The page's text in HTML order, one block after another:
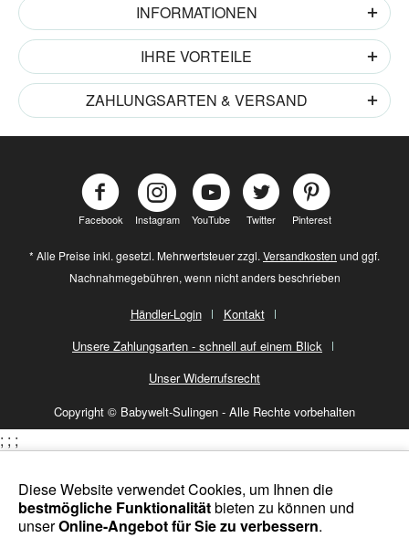
INFORMATIONEN
IHRE VORTEILE
ZAHLUNGSARTEN & VERSAND
Facebook Instagram YouTube Twitter Pinterest
* Alle Preise inkl. gesetzl. Mehrwertsteuer zzgl. Versandkosten und ggf.
Nachnahmegebühren, wenn nicht anders beschrieben
Händler-Login
Kontakt
Unsere Zahlungsarten - schnell auf einem Blick
Unser Widerrufsrecht
Copyright © Babywelt-Sulingen - Alle Rechte vorbehalten
Diese Website verwendet Cookies, um Ihnen die
bestmögliche Funktionalitätbieten zu können und
unserOnline-Angebot für Sie zu verbessern.
; ; ;